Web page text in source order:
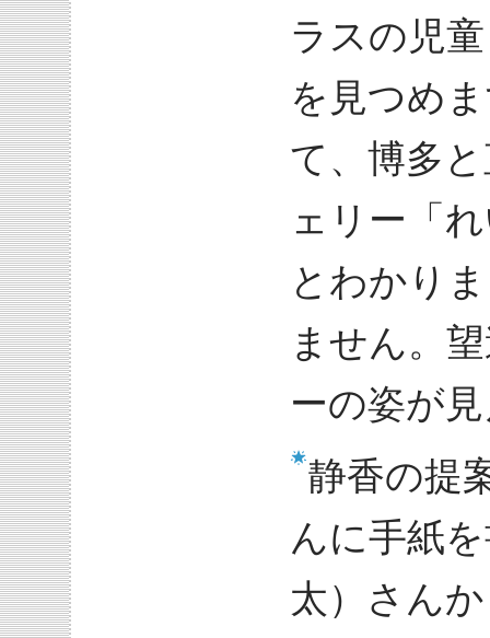
ラスの児
を見つめ
て、博多
ェリー「
とわかり
ません。
ーの姿が
静香の提
んに手紙
太）さん